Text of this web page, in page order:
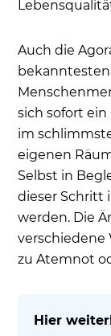
Auch die
sich sofort
im
eigenen
Selbst in
dieser Schritt
werden. Die
verschiedene
zu Atemnot